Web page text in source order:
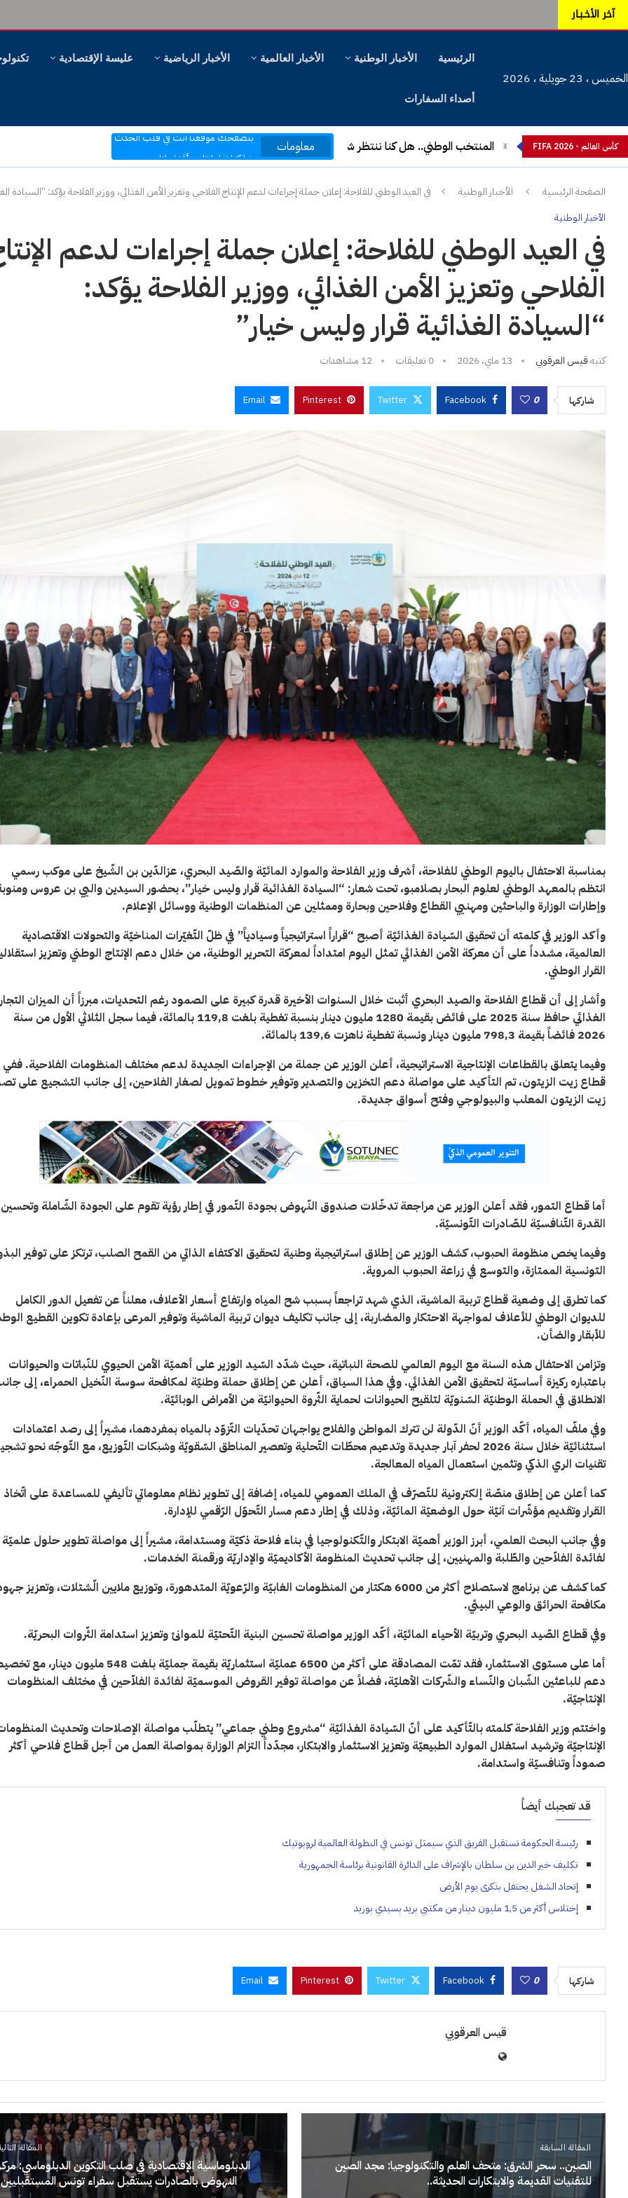
آخر الأخـبـار
الخميس ، 23 جويلية ، 2026
الرئيسية الأخبار الوطنية الأخبار العالمية الأخبار الرياضية عليسة الإقتصادية
أصداء السفارات
كأس العالم - FIFA 2026 المنتخب الوطني.. هل كنا ننتظر شيئا آخر، وهل سنظل ننظر؟
معلومات
بتصفحك موقعنا أنت في قلب الحدث
شاركنا تفاعلاتك وأقتراحاتك
بكم نرتقي إلى ما هو أفضل
الصفحة الرئيسية الأخبار الوطنية في العيد الوطني للفلاحة: إعلان جملة إجراءات لدعم الإنتاج الفلاحي وتعزيز الأمن الغذائي، ووزير الفلاحة يؤكد: “السيادة
الأخبار الوطنية
في العيد الوطني للفلاحة: إعلان جملة إجراءات لدعم
الفلاحي وتعزيز الأمن الغذائي، ووزير الفلاحة يؤكد:
“السيادة الغذائية قرار وليس خيار”
كتبهقيس العرقوبي 13 ماي، 2026 0 تعليقات 12 مشاهدات
شاركها 0
Facebook
Twitter
Pinterest
Email
بمناسبة الاحتفال باليوم الوطني للفلاحة، أشرف وزير الفلاحة والموارد المائيّة والصّيد البحري، عزالدّين بن الشّيخ على موكب رسمي
انتظم بالمعهد الوطني لعلوم البحار بصلامبو، تحت شعار: “السيادة الغذائية قرار وليس خيار”، بحضور السيدين واليي بن عروس
وإطارات الوزارة والباحثين ومهنيي القطاع وفلاحين وبحارة وممثلين عن المنظمات الوطنية ووسائل الإعلام.
وأكد الوزير في كلمته أن تحقيق السّيادة الغذائيّة أصبح “قراراً استراتيجياً وسيادياً” في ظلّ التّغيّرات المناخيّة والتحولات الاقتصادية
العالمية، مشدداً على أن معركة الأمن الغذائي تمثل اليوم امتداداً لمعركة التحرير الوطنية، من خلال دعم الإنتاج الوطني وتعزيز
القرار الوطني.
وأشار إلى أن قطاع الفلاحة والصيد البحري أثبت خلال السنوات الأخيرة قدرة كبيرة على الصمود رغم التحديات، مبرزاً أن الميزان
الغذائي حافظ سنة 2025 على فائض بقيمة 1280 مليون دينار بنسبة تغطية بلغت 119,8 بالمائة، فيما سجل الثلاثي الأول من سنة
2026 فائضاً بقيمة 798,3 مليون دينار ونسبة تغطية ناهزت 139,6 بالمائة
.
وفيما يتعلق بالقطاعات الإنتاجية الاستراتيجية، أعلن الوزير عن جملة من الإجراءات الجديدة لدعم مختلف المنظومات الفلاحية. ففي
قطاع زيت الزيتون، تم التأكيد على مواصلة دعم التخزين والتصدير وتوفير خطوط تمويل لصغار الفلاحين، إلى جانب التشجيع على
زيت الزيتون المعلب والبيولوجي وفتح أسواق جديدة.
أما قطاع التمور، فقد أعلن الوزير عن مراجعة تدخّلات صندوق النّهوض بجودة التّمور في إطار رؤية تقوم على الجودة الشّاملة وتحسين
القدرة التّنافسيّة للصّادرات التّونسيّة.
وفيما يخص منظومة الحبوب، كشف الوزير عن إطلاق استراتيجية وطنية لتحقيق الاكتفاء الذاتي من القمح الصلب، ترتكز على توفير
التونسية الممتازة، والتوسع في زراعة الحبوب المروية.
كما تطرق إلى وضعية قطاع تربية الماشية، الذي شهد تراجعاً بسبب شح المياه وارتفاع أسعار الأعلاف، معلناً عن تفعيل الدور الكامل
للديوان الوطني للأعلاف لمواجهة الاحتكار والمضاربة، إلى جانب تكليف ديوان تربية الماشية وتوفير المرعى بإعادة تكوين القطيع
للأبقار والضأن.
وتزامن الاحتفال هذه السنة مع اليوم العالمي للصحة النباتية، حيث شدّد السّيد الوزير على أهميّة الأمن الحيوي للنّباتات والحيوانات
باعتباره ركيزة أساسيّة لتحقيق الأمن الغذائي. وفي هذا السياق، أعلن عن إطلاق حملة وطنيّة لمكافحة سوسة النّخيل الحمراء، إلى
الانطلاق في الحملة الوطنيّة السّنويّة لتلقيح الحيوانات لحماية الثّروة الحيوانيّة من الأمراض الوبائيّة.
وفي ملفّ المياه، أكّد الوزير أنّ الدّولة لن تترك المواطن والفلاح يواجهان تحدّيات التّزوّد بالمياه بمفردهما، مشيراً إلى رصد اعتمادات
استثنائيّة خلال سنة 2026 لحفر آبار جديدة وتدعيم محطّات التّحلية وتعصير المناطق السّقويّة وشبكات التّوزيع، مع التّوجّه نحو
تقنيات الري الذكي وتثمين استعمال المياه المعالجة.
كما أعلن عن إطلاق منصّة إلكترونية للتّصرّف في الملك العمومي للمياه، إضافة إلى تطوير نظام معلوماتي تأليفي للمساعدة على اتّخاذ
القرار وتقديم مؤشّرات آنيّة حول الوضعيّة المائيّة، وذلك في إطار دعم مسار التّحوّل الرّقمي للإدارة.
وفي جانب البحث العلمي، أبرز الوزير أهميّة الابتكار والتّكنولوجيا في بناء فلاحة ذكيّة ومستدامة، مشيراً إلى مواصلة تطوير حلول علميّة
لفائدة الفلاّحين والطّلبة والمهنيين، إلى جانب تحديث المنظومة الأكاديميّة والإداريّة ورقمنة الخدمات.
كما كشف عن برنامج لاستصلاح أكثر من 6000 هكتار من المنظومات الغابيّة والرّعويّة المتدهورة، وتوزيع ملايين الّشتلات، وتعزيز
مكافحة الحرائق والوعي البيئي.
وفي قطاع الصّيد البحري وتربيّة الأحياء المائيّة، أكّد الوزير مواصلة تحسين البنية التّحتيّة للموانئ وتعزيز استدامة الثّروات البحريّة.
أما على مستوى الاستثمار، فقد تمّت المصادقة على أكثر من 6500 عمليّة استثماريّة بقيمة جمليّة بلغت 548 مليون
دعم للباعثين الشّبان والنّساء والشّركات الأهليّة، فضلاً عن مواصلة توفير القروض الموسميّة لفائدة الفلاّحين في مختلف المنظومات
الإنتاجيّة.
واختتم وزير الفلاحة كلمته بالتّأكيد على أنّ السّيادة الغذائيّة “مشروع وطني جماعي” يتطلّب مواصلة الإصلاحات وتحديث
الإنتاجيّة وترشيد استغلال الموارد الطبيعيّة وتعزيز الاستثمار والابتكار، مجدّداً التزام الوزارة بمواصلة العمل من أجل قطاع فلاحي أكثر
صموداً وتنافسيّة واستدامة.
قد تعجبك أيضاً
رئيسة الحكومة تستقبل الفريق الذي سيمثل تونس في البطولة العالمية لروبوتيك
تكليف خير الدين بن سلطان بالإشراف على الدائرة القانونية برئاسة الجمهورية
إتحاد الشغل يحتفل بذكرى يوم الأرض
إختلاس أكثر من 1,5 مليون دينار من مكتبي بريد بسيدي بوزيد
شاركها 0
Facebook
Twitter
Pinterest
Email
قيس العرقوبي
المقالة السابقة
الصين.. سحر الشرق: متحف العلم والتكنولوجيا: مجد الصين
للتقنيات القديمة والابتكارات الحديثة..
المقالة
الدبلوماسية الإقتصادية في صلب التكوين الدبلوماسي:
النهوض بالصادرات يستقبل سفراء تونس